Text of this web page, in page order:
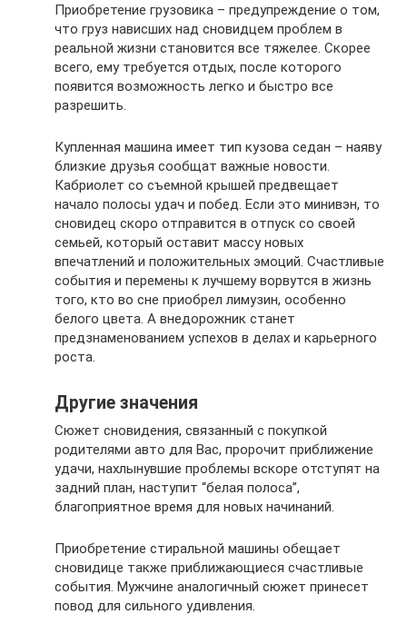
Приобретение грузовика – предупреждение о том,
что груз нависших над сновидцем проблем в
реальной жизни становится все тяжелее. Скорее
всего, ему требуется отдых, после которого
появится возможность легко и быстро все
разрешить.
Купленная машина имеет тип кузова седан – наяву
близкие друзья сообщат важные новости.
Кабриолет со съемной крышей предвещает
начало полосы удач и побед. Если это минивэн, то
сновидец скоро отправится в отпуск со своей
семьей, который оставит массу новых
впечатлений и положительных эмоций. Счастливые
события и перемены к лучшему ворвутся в жизнь
того, кто во сне приобрел лимузин, особенно
белого цвета. А внедорожник станет
предзнаменованием успехов в делах и карьерного
роста.
Другие значения
Сюжет сновидения, связанный с покупкой
родителями авто для Вас, пророчит приближение
удачи, нахлынувшие проблемы вскоре отступят на
задний план, наступит “белая полоса”,
благоприятное время для новых начинаний.
Приобретение стиральной машины обещает
сновидице также приближающиеся счастливые
события. Мужчине аналогичный сюжет принесет
повод для сильного удивления.